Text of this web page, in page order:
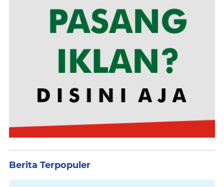
Berita Terpopuler